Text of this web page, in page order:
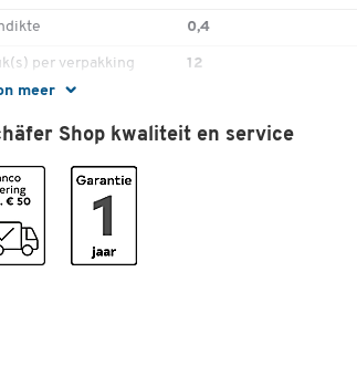
meer
0,4
per verpakking 12
Shop kwaliteit en service